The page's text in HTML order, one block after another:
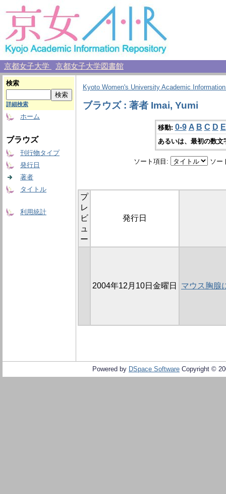
京都女子大学 京都女子大学図書館
検索
詳細検索
ホーム
ブラウズ
刊行物タイプ
発行日
著者
タイトル
利用統計
Kyoto Women's University Academic
ブラウズ : 著者 Imai, Yumi
移動: 0-9 A B C D E
あるいは、最初の数
ソート項目: ソー
プ
レ
ビ
ュ
ー
発行日
2004年12月10日金曜日 マウス胸腺
Powered by DSpace Software Copyright ©